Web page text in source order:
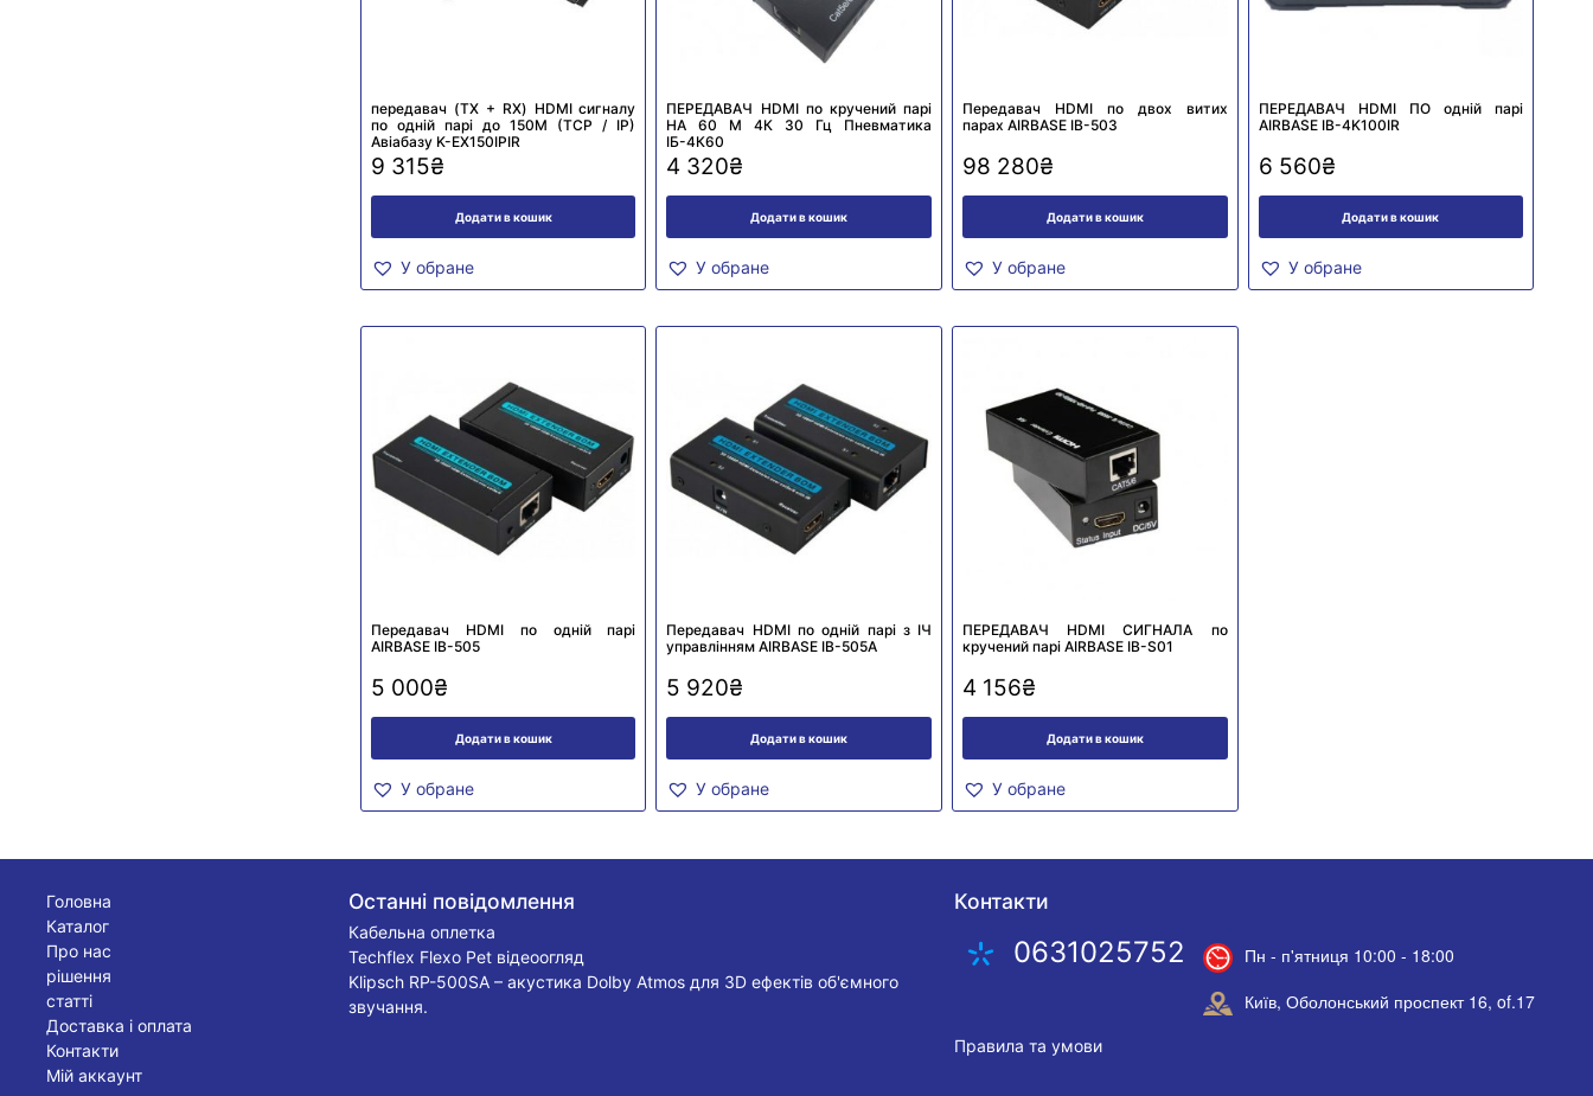
передавач (TX + RX) HDMI сигналу
по одній парі до 150M (TCP / IP)
Авіабазу K-EX150IPIR
9 315₴
Додати в кошик
У обране
ПЕРЕДАВАЧ HDMI по кручений парі
НА 60 М 4К 30 Гц Пневматика
ІБ-4К60
4 320₴
Додати в кошик
У обране
Передавач HDMI по двох витих
парах AIRBASE IB-503
98 280₴
Додати в кошик
У обране
ПЕРЕДАВАЧ HDMI ПО одній парі
AIRBASE IB-4K100IR
6 560₴
Додати в кошик
У обране
Передавач HDMI по одній парі
AIRBASE IB-505
5 000₴
Додати в кошик
У обране
Передавач HDMI по одній парі з ІЧ
управлінням AIRBASE IB-505A
5 920₴
Додати в кошик
У обране
ПЕРЕДАВАЧ HDMI СИГНАЛА по
кручений парі AIRBASE IB-S01
4 156₴
Додати в кошик
У обране
Головна
Каталог
Про нас
рішення
статті
Доставка і оплата
Контакти
Мій аккаунт
Останні повідомлення
Кабельна оплетка
Techflex Flexo Pet відеоогляд
Klipsch RP-500SA – акустика Dolby Atmos для 3D ефектів об'ємного
звучання.
Контакти
0631025752
Пн - п'ятниця 10:00 - 18:00
Київ, Оболонський проспект 16, of.17
Правила та умови